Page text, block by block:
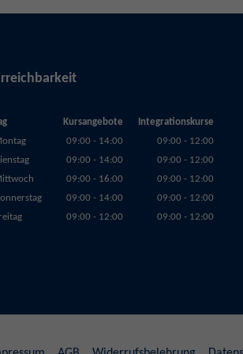
Kursangebote
Integrationskurse
09:00 - 14:00
09:00 - 12:00
09:00 - 14:00
09:00 - 12:00
09:00 - 16:00
09:00 - 12:00
09:00 - 14:00
09:00 - 12:00
09:00 - 12:00 09:00 - 12:00